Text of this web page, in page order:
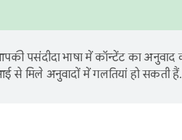
पसंदीदा भाषा में कॉन्टेंट का
से मिले अनुवादों में गलतियां हो सकती हैं.